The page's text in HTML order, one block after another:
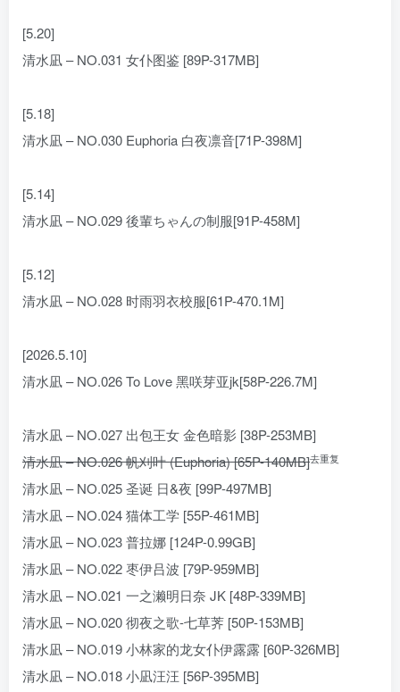
[5.20]
清水凪 – NO.031 女仆图鉴 [89P-317MB]
[5.18]
清水凪 – NO.030 Euphoria 白夜凛音[71P-398M]
[5.14]
清水凪 – NO.029 後輩ちゃんの制服[91P-458M]
[5.12]
清水凪 – NO.028 时雨羽衣校服[61P-470.1M]
[2026.5.10]
清水凪 – NO.026 To Love 黑咲芽亚jk[58P-226.7M]
清水凪 – NO.027 出包王女 金色暗影 [38P-253MB]
清水凪 – NO.026 帆刈叶 (Euphoria) [65P-140MB]去重复
清水凪 – NO.025 圣诞 日&夜 [99P-497MB]
清水凪 – NO.024 猫体工学 [55P-461MB]
清水凪 – NO.023 普拉娜 [124P-0.99GB]
清水凪 – NO.022 枣伊吕波 [79P-959MB]
清水凪 – NO.021 一之濑明日奈 JK [48P-339MB]
清水凪 – NO.020 彻夜之歌-七草荠 [50P-153MB]
清水凪 – NO.019 小林家的龙女仆伊露露 [60P-326MB]
清水凪 – NO.018 小凪汪汪 [56P-395MB]